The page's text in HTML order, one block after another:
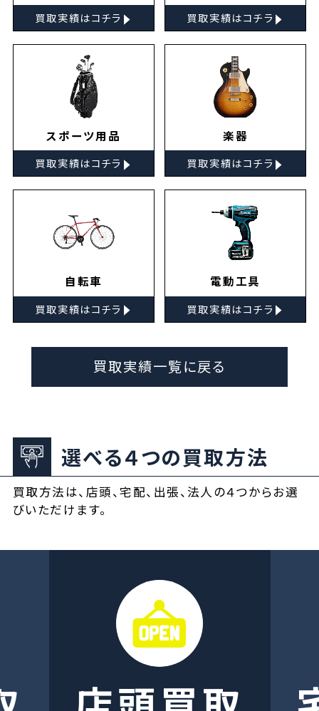
買取実績はコチラ ▸ 買取実績はコチラ ▸
スポーツ用品
買取実績はコチラ ▸
楽器
買取実績はコチラ ▸
自転車
買取実績はコチラ ▸
電動工具
買取実績はコチラ ▸
買取実績一覧に戻る
選べる４つの買取方法
買取方法は、店頭、宅配、出張、法人の４つからお選
びいただけます。